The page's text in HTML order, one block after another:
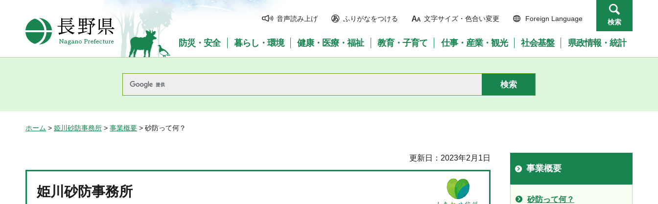
長野県Nagano Prefecture
音声読み上げ ふりがなをつける 文字サイズ・色合い変更 Foreign Language 検索
防災・安全 暮らし・環境 健康・医療・福祉 教育・子育て 仕事・産業・観光 社会基盤 県政情報・統計
ホーム > 姫川砂防事務所 > 事業概要 > 砂防って何？
更新日：2023年2月1日
姫川砂防事務所
事業概要
砂防って何？